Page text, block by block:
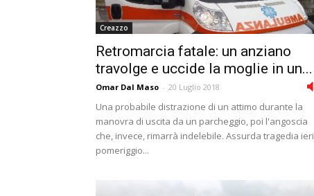
Creazzo
Retromarcia fatale: un anziano
travolge e uccide la moglie in un...
Omar Dal Maso - 20 Luglio 2018
Una probabile distrazione di un attimo durante la
manovra di uscita da un parcheggio, poi l'angoscia
che, invece, rimarrà indelebile. Assurda tragedia ieri
pomeriggio...